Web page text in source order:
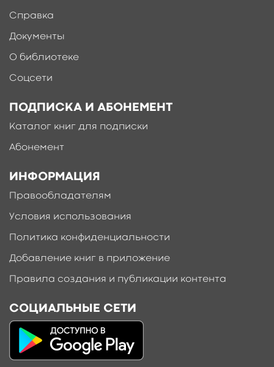
Справка
Документы
О библиотеке
Соцсети
ПОДПИСКА И АБОНЕМЕНТ
Каталог книг для подписки
Абонемент
ИНФОРМАЦИЯ
Правообладателям
Условия использования
Политика конфиденциальности
Добавление книг в приложение
Правила создания и публикации контента
СОЦИАЛЬНЫЕ СЕТИ